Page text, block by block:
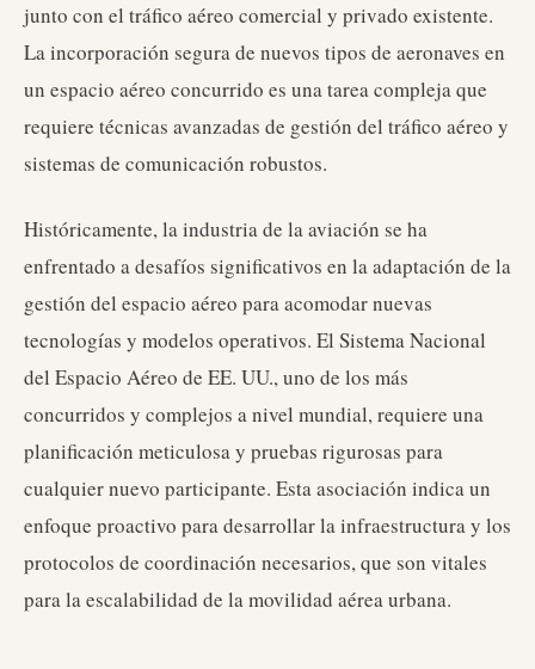
junto con el tráfico aéreo comercial y privado existente.
La incorporación segura de nuevos tipos de aeronaves en
un espacio aéreo concurrido es una tarea compleja que
requiere técnicas avanzadas de gestión del tráfico aéreo y
sistemas de comunicación robustos.
Históricamente, la industria de la aviación se ha
enfrentado a desafíos significativos en la adaptación de la
gestión del espacio aéreo para acomodar nuevas
tecnologías y modelos operativos. El Sistema Nacional
del Espacio Aéreo de EE. UU., uno de los más
concurridos y complejos a nivel mundial, requiere una
planificación meticulosa y pruebas rigurosas para
cualquier nuevo participante. Esta asociación indica un
enfoque proactivo para desarrollar la infraestructura y los
protocolos de coordinación necesarios, que son vitales
para la escalabilidad de la movilidad aérea urbana.